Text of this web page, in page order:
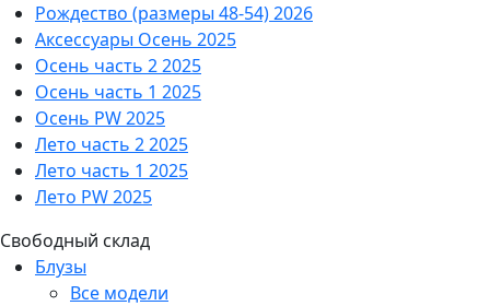
Рождество (размеры 48-54) 2026
Аксессуары Осень 2025
Осень часть 2 2025
Осень часть 1 2025
Осень PW 2025
Лето часть 2 2025
Лето часть 1 2025
Лето PW 2025
Свободный склад
Блузы
Все модели